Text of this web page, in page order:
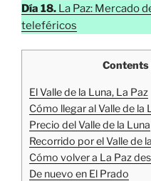
Día 18. La Paz: Mercado
teleféricos
Contents
El Valle de la Luna, La Paz
Cómo llegar al Valle de la
Precio del Valle de la Luna
Recorrido por el Valle de
Cómo volver a La Paz
De nuevo en El Prado